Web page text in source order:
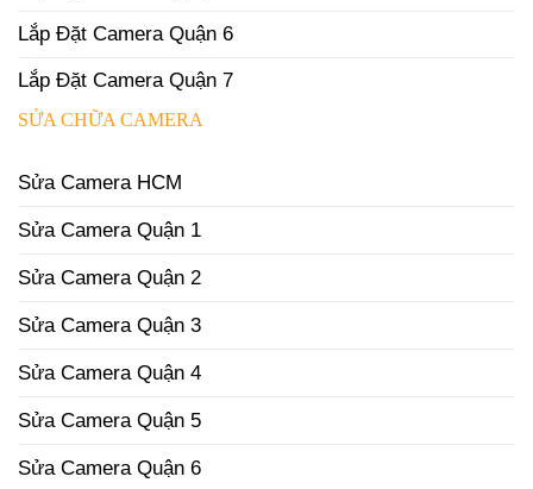
Lắp Đặt Camera Quận 6
Lắp Đặt Camera Quận 7
SỬA CHỮA CAMERA
Sửa Camera HCM
Sửa Camera Quận 1
Sửa Camera Quận 2
Sửa Camera Quận 3
Sửa Camera Quận 4
Sửa Camera Quận 5
Sửa Camera Quận 6